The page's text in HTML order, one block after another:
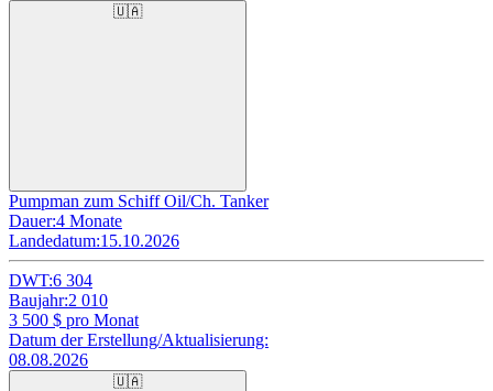
🇺🇦
Pumpman zum Schiff Oil/Ch. Tanker
Dauer:4 Monate
Landedatum:15.10.2026
DWT:6 304
Baujahr:2 010
3 500 $ pro Monat
Datum der Erstellung/Aktualisierung:
08.08.2026
🇺🇦